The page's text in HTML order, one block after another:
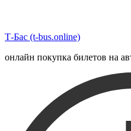
Т-Бас (t-bus.online)
онлайн покупка билетов на